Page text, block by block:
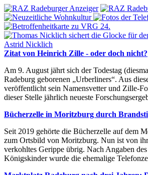
Zitat von Heinrich Zille - oder doch nicht?
Am 9. August jährt sich der Todestag
Radeburg geborenen „Urberliners“. Aus
veröffentlicht sein Namensvetter und Zille-
dieser Stelle jährlich neueste
Bücherzelle in Moritzburg durch
Seit 2019 gehörte die Bücherzelle auf dem
zum Ortsbild von Moritzburg. Nun ist von
verkohltes Gerippe übrig. Nach Angaben
Königskinder wurde die ehemalige